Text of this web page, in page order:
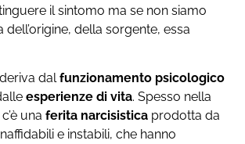
il sintomo ma se non siamo
della sorgente, essa
dalfunzionamento psicologico
esperienze di vita. Spesso nella
una ferita narcisistica prodotta da
e instabili, che hanno